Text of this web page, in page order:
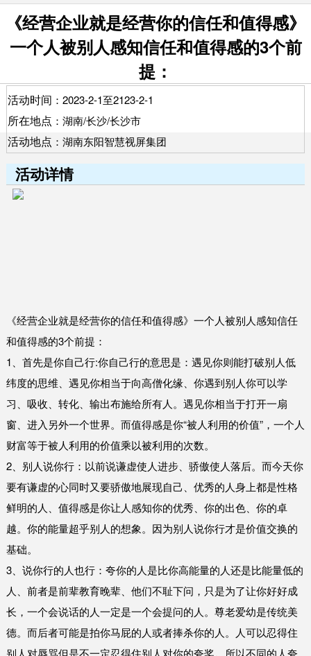
《经营企业就是经营你的信任和值得感》
一个人被别人感知信任和值得感的3个前
提：
活动时间 ：2023-2-1至2123-2-1
所在地点 ：湖南/长沙/长沙市
活动地点 ：湖南东阳智慧视屏集团
活动详情
《经营企业就是经营你的信任和值得感》一个人被别人感知信任
和值得感的3个前提：
1、首先是你自己行:你自己行的意思是：遇见你则能打破别人低
纬度的思维、遇见你相当于向高僧化缘、你遇到别人你可以学
习、吸收、转化、输出布施给所有人。遇见你相当于打开一扇
窗、进入另外一个世界。而值得感是你“被人利用的价值”，一个人
财富等于被人利用的价值乘以被利用的次数。
2、别人说你行：以前说谦虚使人进步、骄傲使人落后。而今天你
要有谦虚的心同时又要骄傲地展现自己、优秀的人身上都是性格
鲜明的人、值得感是你让人感知你的优秀、你的出色、你的卓
越。你的能量超乎别人的想象。因为别人说你行才是价值交换的
基础。
3、说你行的人也行：夸你的人是比你高能量的人还是比能量低的
人、前者是前辈教育晚辈、他们不耻下问，只是为了让你好好成
长，一个会说话的人一定是一个会提问的人。尊老爱幼是传统美
德。而后者可能是拍你马屁的人或者捧杀你的人。人可以忍得住
别人对辱骂但是不一定忍得住别人对你的夸奖。所以不同的人夸